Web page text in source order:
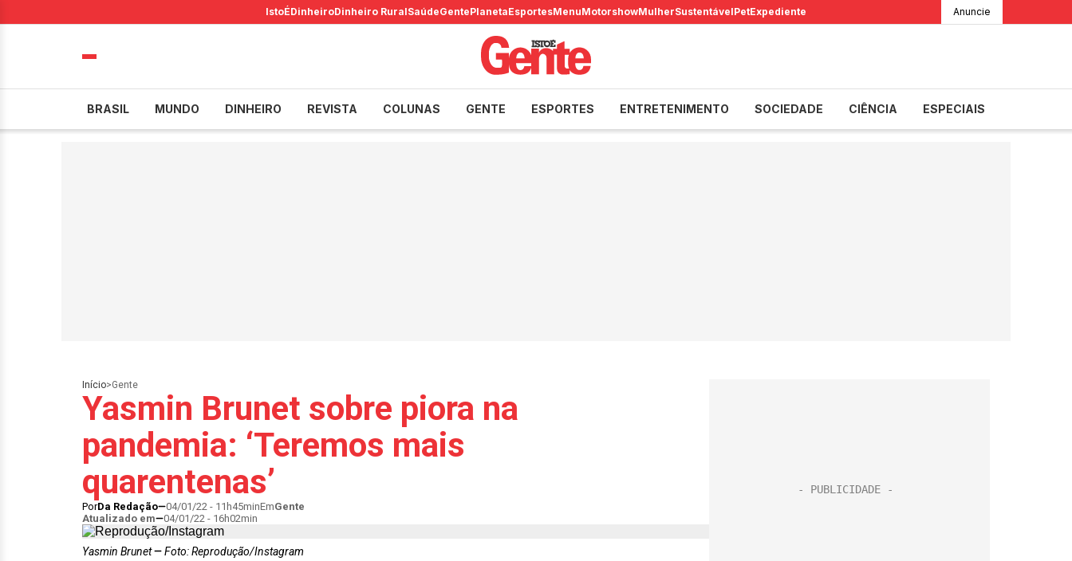
IstoÉDinheiroDinheiro RuralSaúdeGentePlanetaEsportesMenuMotorshowMulherSustentávelPetExpediente Anuncie
BRASIL MUNDO DINHEIRO REVISTA COLUNAS GENTE ESPORTES ENTRETENIMENTO SOCIEDADE CIÊNCIA ESPECIAIS
Início>Gente
Yasmin Brunet sobre piora na
pandemia: ‘Teremos mais
quarentenas’
PorDa Redação 04/01/22 - 11h45minEmGente
Atualizado em
04/01/22 - 16h02min
Yasmin Brunet Foto: Reprodução/Instagram